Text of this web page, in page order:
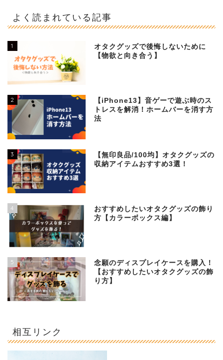
よく読まれている記事
1
オタクグッズで後悔しないために
【物欲と向き合う】
2
【iPhone13】音ゲーで遊ぶ時のス
トレスを解消！ホームバーを消す方
法
3
【無印良品/100均】オタクグッズの
収納アイテムおすすめ3選！
4
おすすめしたいオタクグッズの飾り
方【カラーボックス編】
5
念願のディスプレイケースを購入！
【おすすめしたいオタクグッズの飾
り方】
相互リンク